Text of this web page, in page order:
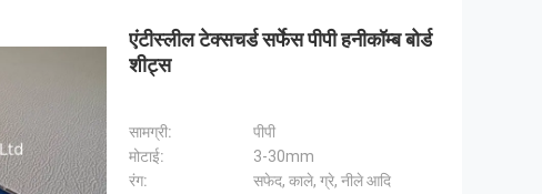
एंटीस्लील टेक्सचर्ड सर्फेस पीपी हनीकॉम्ब बोर्ड
शीट्स
सामग्री:
पीपी
मोटाई:
3-30mm
रंग:
सफेद, काले, ग्रे, नीले आदि